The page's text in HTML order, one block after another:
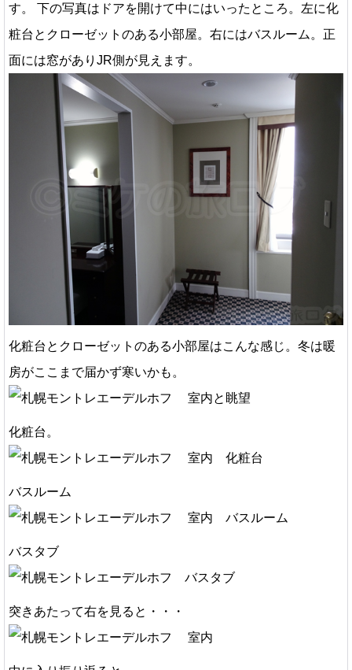
す。 下の写真はドアを開けて中にはいったところ。左に化
粧台とクローゼットのある小部屋。右にはバスルーム。正
面には窓がありJR側が見えます。
化粧台とクローゼットのある小部屋はこんな感じ。冬は暖
房がここまで届かず寒いかも。
化粧台。
バスルーム
バスタブ
突きあたって右を見ると・・・